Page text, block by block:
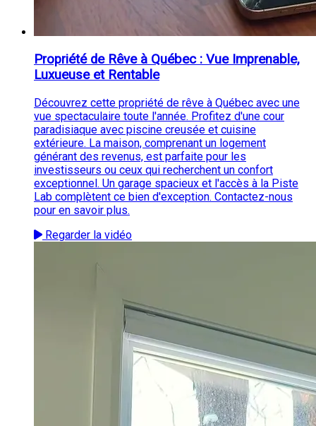
Propriété de Rêve à Québec : Vue Imprenable,
Luxueuse et Rentable
Découvrez cette propriété de rêve à Québec avec une
vue spectaculaire toute l'année. Profitez d'une cour
paradisiaque avec piscine creusée et cuisine
extérieure. La maison, comprenant un logement
générant des revenus, est parfaite pour les
investisseurs ou ceux qui recherchent un confort
exceptionnel. Un garage spacieux et l'accès à la Piste
Lab complètent ce bien d'exception. Contactez-nous
pour en savoir plus.
Regarder la vidéo